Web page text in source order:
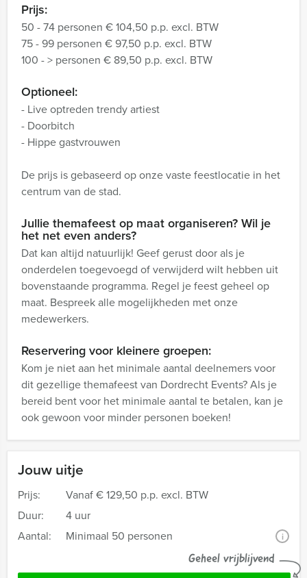
Jouw uitje
Prijs: Vanaf€ 129,50 p.p. excl. BTW
Duur:
4 uur
Aantal:
Minimaal 50 personen i
Geheel vrijblijvend
Prijs:
50 - 74 personen € 104,50 p.p. excl. BTW
75 - 99 personen € 97,50 p.p. excl. BTW
100 - > personen € 89,50 p.p. excl. BTW
Optioneel:
- Live optreden trendy artiest
- Doorbitch
- Hippe gastvrouwen
De prijs is gebaseerd op onze vaste feestlocatie in het
centrum van de stad.
Jullie themafeest op maat organiseren? Wil je
het net even anders?
Dat kan altijd natuurlijk! Geef gerust door als je
onderdelen toegevoegd of verwijderd wilt hebben uit
bovenstaande programma. Regel je feest geheel op
maat. Bespreek alle mogelijkheden met onze
medewerkers.
Reservering voor kleinere groepen:
Kom je niet aan het minimale aantal deelnemers voor
dit gezellige themafeest van Dordrecht Events? Als je
bereid bent voor het minimale aantal te betalen, kan je
ook gewoon voor minder personen boeken!